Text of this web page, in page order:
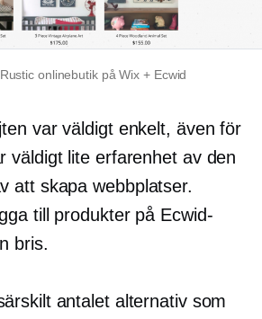
onlinebutik på Wix + Ecwid
var väldigt enkelt, även för
väldigt lite erfarenhet av den
att skapa webbplatser.
till produkter på Ecwid-
bris.
antalet alternativ som